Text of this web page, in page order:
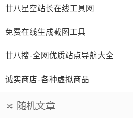
廿八星空站长在线工具网
免费在线生成截图工具
廿八搜-全网优质站点导航大全
诚实商店-各种虚拟商品
随机文章